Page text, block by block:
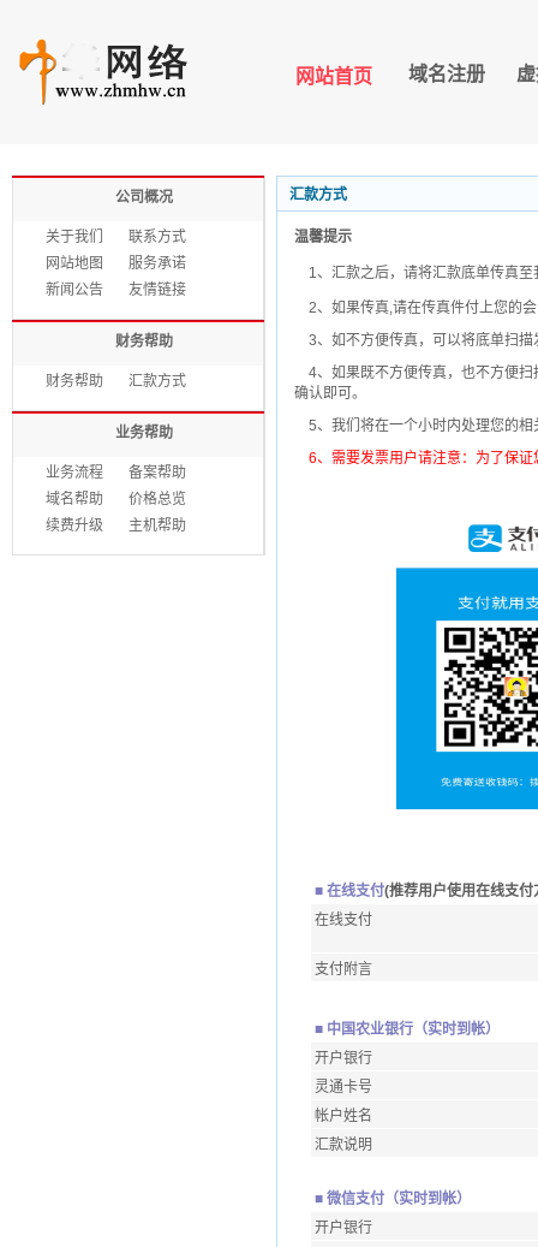
网站首页 域名注册
公司概况
关于我们
联系方式
网站地图
服务承诺
新闻公告
友情链接
财务帮助
财务帮助 汇款方式
业务帮助
业务流程
备案帮助
域名帮助
价格总览
续费升级
主机帮助
汇款方式
温馨提示
1、汇款之后，请将汇款底单传真至
2、如果传真,请在传真件付上您的
3、如不方便传真，可以将底单扫描
4、如果既不方便传真，也不方便扫
确认即可。
5、我们将在一个小时内处理您的相
6、需要发票用户请注意：为了保
■ 在线支付(推荐用户使用在线支
在线支付
支付附言
■ 中国农业银行（实时到帐）
开户银行
灵通卡号
帐户姓名
汇款说明
■ 微信支付（实时到帐）
开户银行